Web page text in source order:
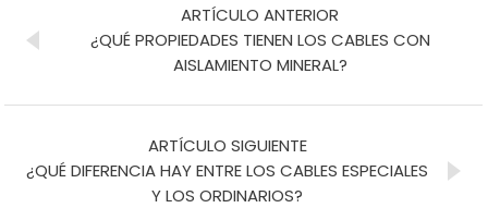
ARTÍCULO ANTERIOR
¿QUÉ PROPIEDADES TIENEN LOS CABLES CON
AISLAMIENTO MINERAL?
ARTÍCULO SIGUIENTE
¿QUÉ DIFERENCIA HAY ENTRE LOS CABLES ESPECIALES
Y LOS ORDINARIOS?